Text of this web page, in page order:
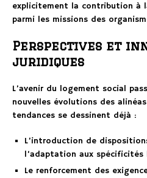
explicitement la contribution à
parmi les missions des
Perspectives et
juridiques
L’avenir du logement social
nouvelles évolutions des
tendances se dessinent déjà :
L’introduction de
l’adaptation aux spécificités
Le renforcement des